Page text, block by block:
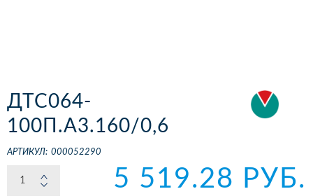
ДТС064-
100П.А3.160/0,6
АРТИКУЛ: 000052290
5 519.28 РУБ.